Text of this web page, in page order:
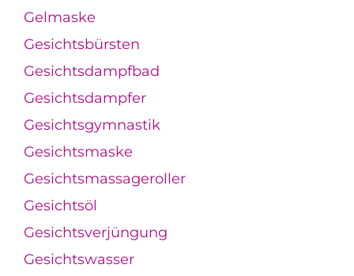
Gelmaske
Gesichtsbürsten
Gesichtsdampfbad
Gesichtsdampfer
Gesichtsgymnastik
Gesichtsmaske
Gesichtsmassageroller
Gesichtsöl
Gesichtsverjüngung
Gesichtswasser